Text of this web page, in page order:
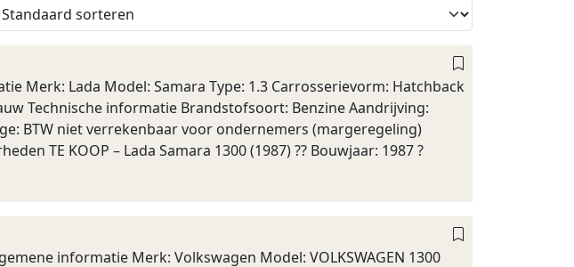
Merk: Lada Model: Samara Type: 1.3 Carrosserievorm: Hatchback
Technische informatie Brandstofsoort: Benzine Aandrijving:
BTW niet verrekenbaar voor ondernemers (margeregeling)
TE KOOP – Lada Samara 1300 (1987) ?? Bouwjaar: 1987 ?
informatie Merk: Volkswagen Model: VOLKSWAGEN 1300